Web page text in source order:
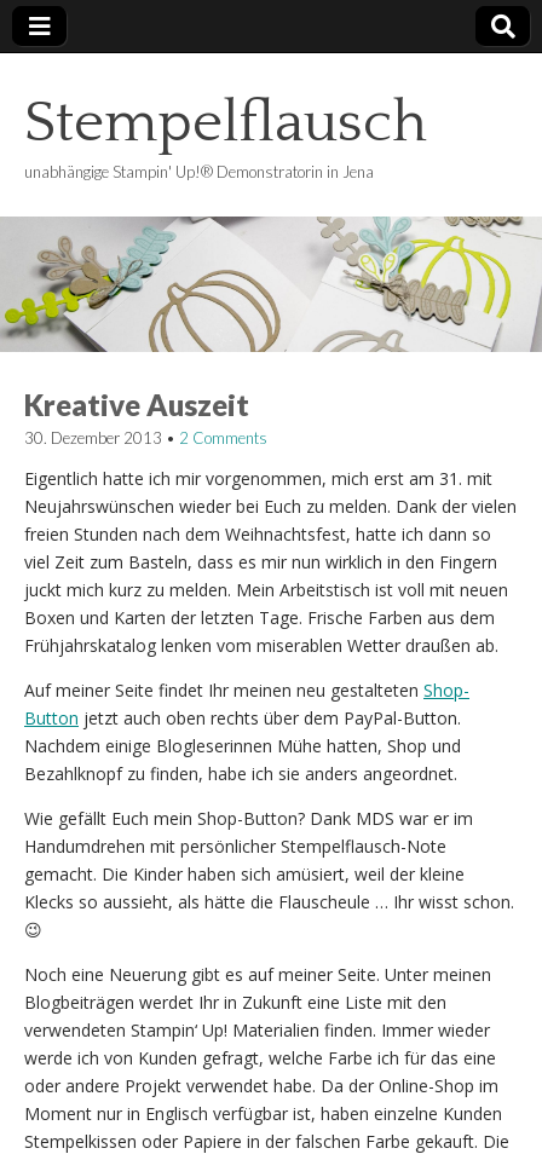
Stempelflausch
unabhängige Stampin' Up!® Demonstratorin in Jena
Kreative Auszeit
30. Dezember 2013 • 2 Comments
Eigentlich hatte ich mir vorgenommen, mich erst am 31. mit
Neujahrswünschen wieder bei Euch zu melden. Dank der vielen
freien Stunden nach dem Weihnachtsfest, hatte ich dann so
viel Zeit zum Basteln, dass es mir nun wirklich in den Fingern
juckt mich kurz zu melden. Mein Arbeitstisch ist voll mit neuen
Boxen und Karten der letzten Tage. Frische Farben aus dem
Frühjahrskatalog lenken vom miserablen Wetter draußen ab.
Auf meiner Seite findet Ihr meinen neu gestalteten Shop-
Button jetzt auch oben rechts über dem PayPal-Button.
Nachdem einige Blogleserinnen Mühe hatten, Shop und
Bezahlknopf zu finden, habe ich sie anders angeordnet.
Wie gefällt Euch mein Shop-Button? Dank MDS war er im
Handumdrehen mit persönlicher Stempelflausch-Note
gemacht. Die Kinder haben sich amüsiert, weil der kleine
Klecks so aussieht, als hätte die Flauscheule … Ihr wisst schon.
😉
Noch eine Neuerung gibt es auf meiner Seite. Unter meinen
Blogbeiträgen werdet Ihr in Zukunft eine Liste mit den
verwendeten Stampin‘ Up! Materialien finden. Immer wieder
werde ich von Kunden gefragt, welche Farbe ich für das eine
oder andere Projekt verwendet habe. Da der Online-Shop im
Moment nur in Englisch verfügbar ist, haben einzelne Kunden
Stempelkissen oder Papiere in der falschen Farbe gekauft. Die